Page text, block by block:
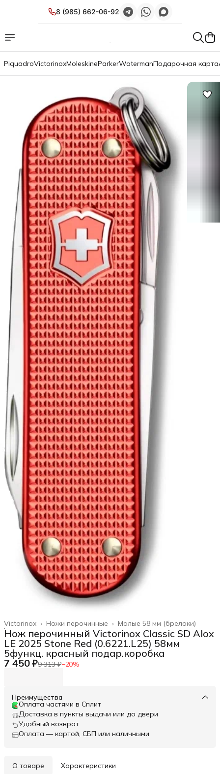
8 (985) 662-06-92
PiquadroVictorinoxMoleskineParkerWatermanПодарочная карта
Малые 58 мм (брелоки)
Ножи перочинные ›
Victorinox ›
Главная ›
Нож перочинный Victorinox Classic SD Alox
LE 2025 Stone Red (0.6221.L25) 58мм
5функц. красный подар.коробка
7 450 ₽9 313 ₽−20%
Преимущества
Оплата частями в Сплит
Доставка в пункты выдачи или до двери
Удобный возврат
Оплата — картой, СБП или наличными
О товаре Характеристики